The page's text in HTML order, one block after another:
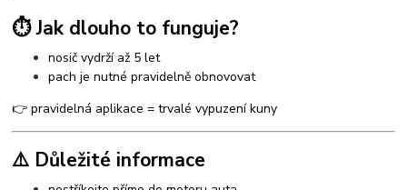
⏱️ Jak dlouho to funguje?
nosič vydrží až 5 let
pach je nutné pravidelně obnovovat
👉 pravidelná aplikace = trvalé vypuzení kuny
⚠️ Důležité informace